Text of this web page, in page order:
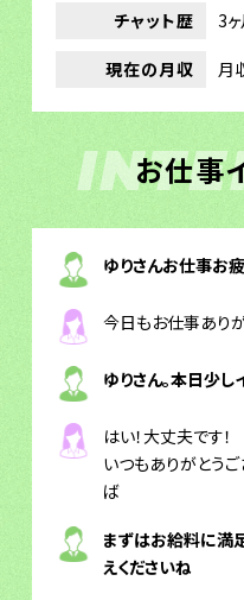
チャット歴 3
現在の月収 月
お仕事
ゆりさんお仕事お疲
今日もお仕事あり
ゆりさん。本日少し
はい！大丈夫です！
いつもありがとう
ば
まずはお給料に満
えくださいね